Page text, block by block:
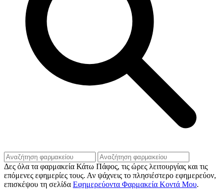
Δες όλα τα φαρμακεία Κάτω Πάφος, τις ώρες λειτουργίας και τις
επόμενες εφημερίες τους. Αν ψάχνεις το πλησιέστερο εφημερεύον,
επισκέψου τη σελίδα Εφημερεύοντα Φαρμακεία Κοντά Μου.